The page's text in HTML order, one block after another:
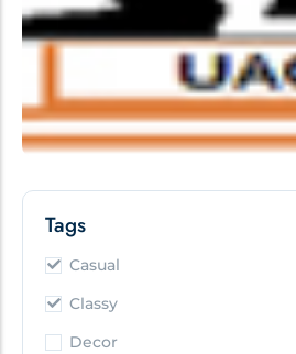
Tags
Casual
Classy
Decor